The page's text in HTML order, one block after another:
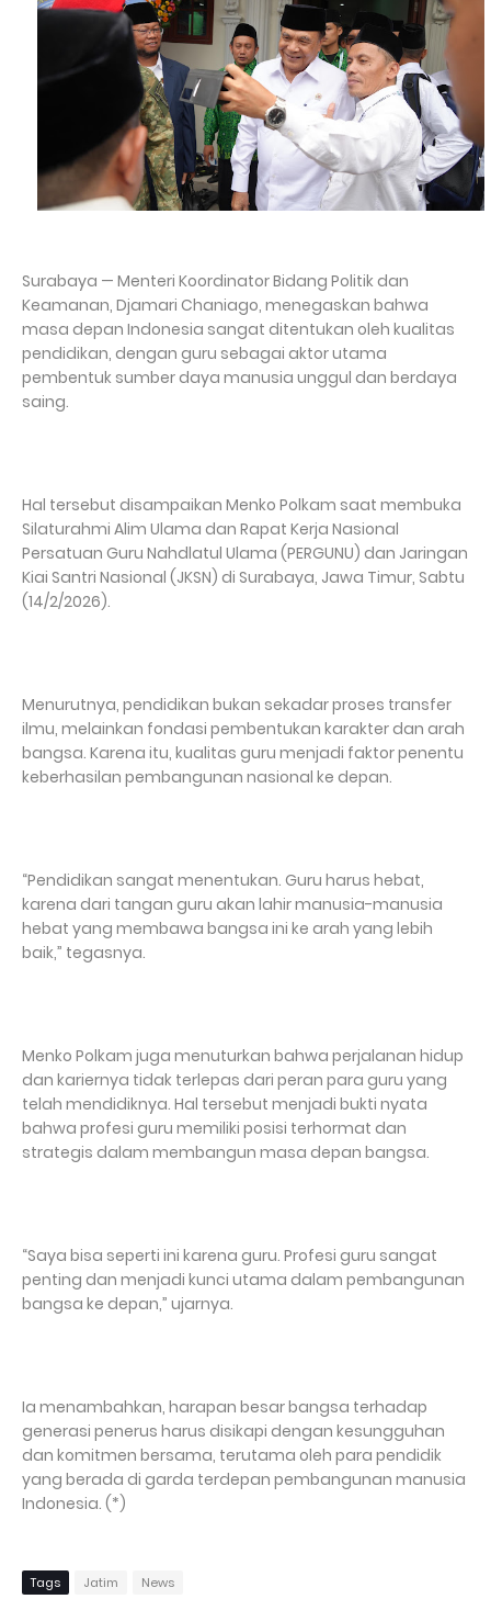
Surabaya — Menteri Koordinator Bidang Politik dan
Keamanan, Djamari Chaniago, menegaskan bahwa
masa depan Indonesia sangat ditentukan oleh kualitas
pendidikan, dengan guru sebagai aktor utama
pembentuk sumber daya manusia unggul dan berdaya
saing.
Hal tersebut disampaikan Menko Polkam saat membuka
Silaturahmi Alim Ulama dan Rapat Kerja Nasional
Persatuan Guru Nahdlatul Ulama (PERGUNU) dan Jaringan
Kiai Santri Nasional (JKSN) di Surabaya, Jawa Timur, Sabtu
(14/2/2026).
Menurutnya, pendidikan bukan sekadar proses transfer
ilmu, melainkan fondasi pembentukan karakter dan arah
bangsa. Karena itu, kualitas guru menjadi faktor penentu
keberhasilan pembangunan nasional ke depan.
“Pendidikan sangat menentukan. Guru harus hebat,
karena dari tangan guru akan lahir manusia-manusia
hebat yang membawa bangsa ini ke arah yang lebih
baik,” tegasnya.
Menko Polkam juga menuturkan bahwa perjalanan hidup
dan kariernya tidak terlepas dari peran para guru yang
telah mendidiknya. Hal tersebut menjadi bukti nyata
bahwa profesi guru memiliki posisi terhormat dan
strategis dalam membangun masa depan bangsa.
“Saya bisa seperti ini karena guru. Profesi guru sangat
penting dan menjadi kunci utama dalam pembangunan
bangsa ke depan,” ujarnya.
Ia menambahkan, harapan besar bangsa terhadap
generasi penerus harus disikapi dengan kesungguhan
dan komitmen bersama, terutama oleh para pendidik
yang berada di garda terdepan pembangunan manusia
Indonesia. (*)
Tags Jatim News